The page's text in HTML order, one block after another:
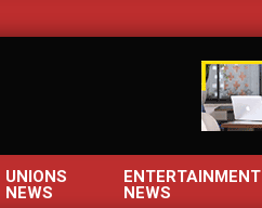
Primary
UNIONS
NEWS
ENTERTAINMENT
NEWS